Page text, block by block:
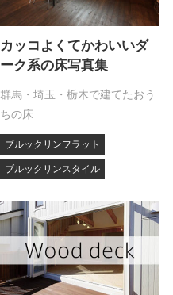
カッコよくてかわいいダ
ーク系の床写真集
群馬・埼玉・栃木で建てたおう
ちの床
ブルックリンフラット
ブルックリンスタイル